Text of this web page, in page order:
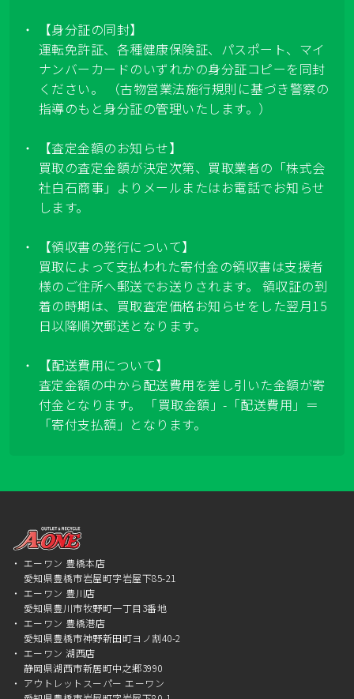
【身分証の同封】
運転免許証、各種健康保険証、パスポート、マイ
ナンバーカードのいずれかの身分証コピーを同封
ください。 （古物営業法施行規則に基づき警察の
指導のもと身分証の管理いたします。）
【査定金額のお知らせ】
買取の査定金額が決定次第、買取業者の「株式会
社白石商事」よりメールまたはお電話でお知らせ
します。
【領収書の発行について】
買取によって支払われた寄付金の領収書は支援者
様のご住所へ郵送でお送りされます。 領収証の到
着の時期は、買取査定価格お知らせをした翌月15
日以降順次郵送となります。
【配送費用について】
査定金額の中から配送費用を差し引いた金額が寄
付金となります。 「買取金額」-「配送費用」＝
「寄付支払額」となります。
エーワン 豊橋本店
愛知県豊橋市岩屋町字岩屋下85-21
エーワン 豊川店
愛知県豊川市牧野町一丁目3番地
エーワン 豊橋港店
愛知県豊橋市神野新田町ヨノ割40-2
エーワン 湖西店
静岡県湖西市新居町中之郷3990
アウトレットスーパー エーワン